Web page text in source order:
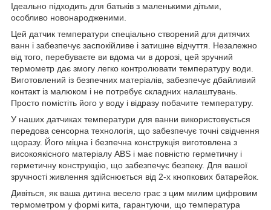
Ідеально підходить для батьків з маленькими дітьми,
особливо новонародженими.
Цей датчик температури спеціально створений для дитячих
ванн і забезпечує заспокійливе і затишне відчуття. Незалежно
від того, перебуваєте ви вдома чи в дорозі, цей зручний
термометр дає змогу легко контролювати температуру води.
Виготовлений із безпечних матеріалів, забезпечує дбайливий
контакт із малюком і не потребує складних налаштувань.
Просто помістіть його у воду і відразу побачите температуру.
У наших датчиках температури для ванни використовується
передова сенсорна технологія, що забезпечує точні свідчення
щоразу. Його міцна і безпечна конструкція виготовлена з
високоякісного матеріалу ABS і має повністю герметичну і
герметичну конструкцію, що забезпечує безпеку. Для вашої
зручності живлення здійснюється від 2-х кнопкових батарейок.
Дивіться, як ваша дитина весело грає з цим милим цифровим
термометром у формі кита, гарантуючи, що температура